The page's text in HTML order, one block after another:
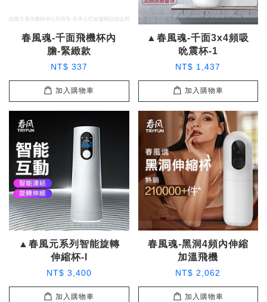
春風魂-千面飛機杯內
膽-緊緻款
NT$ 337
加入購物車
▲春風魂-千面3x4頻吸
吮震杯-1
NT$ 1,437
加入購物車
▲春風元系列智能旋轉
伸縮杯-I
NT$ 3,400
加入購物車
春風魂-黑洞4頻內伸縮
加溫飛機
NT$ 2,062
加入購物車